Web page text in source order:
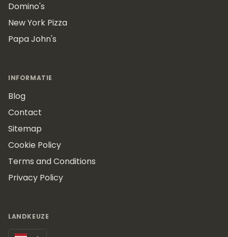
Domino's
New York Pizza
Papa John's
INFORMATIE
Blog
Contact
Sitemap
Cookie Policy
Terms and Conditions
Privacy Policy
LANDKEUZE